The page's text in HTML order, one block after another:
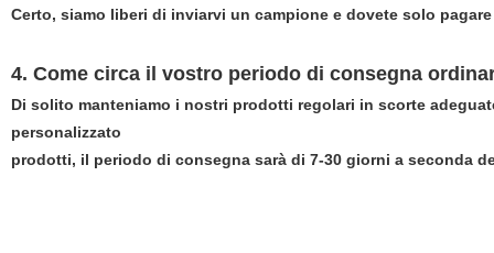
Certo, siamo liberi di inviarvi un campione e dovete solo
4. Come circa il vostro periodo di consegna
Di solito manteniamo i nostri prodotti regolari in scorte
personalizzato
prodotti, il periodo di consegna sarà di 7-30 giorni a seconda